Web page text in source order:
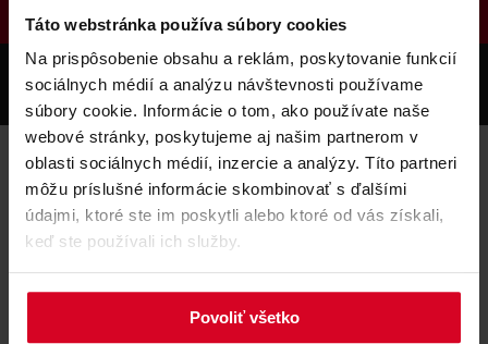
Táto webstránka používa súbory cookies
Na prispôsobenie obsahu a reklám, poskytovanie funkcií
sociálnych médií a analýzu návštevnosti používame
súbory cookie. Informácie o tom, ako používate naše
webové stránky, poskytujeme aj našim partnerom v
oblasti sociálnych médií, inzercie a analýzy. Títo partneri
môžu príslušné informácie skombinovať s ďalšími
údajmi, ktoré ste im poskytli alebo ktoré od vás získali,
keď ste používali ich služby.
Povoliť všetko
©MUTTERERALM INNSBRUCK
IMPRESSUM
DATENSCHUTZ SITEMAP
AGB's
produced by